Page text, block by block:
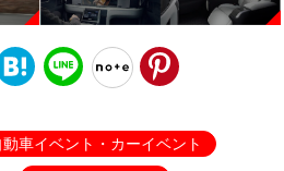
動車イベント・カーイベント